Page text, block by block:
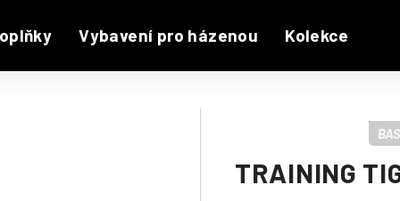
Vybavení pro házenou Kolekce
TRAINING